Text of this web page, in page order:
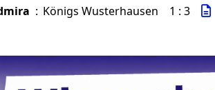
: Königs Wusterhausen 1 : 3